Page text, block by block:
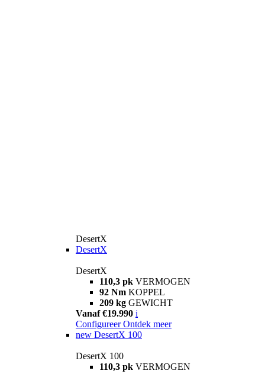
DesertX
DesertX
DesertX
110,3 pk VERMOGEN
92 Nm KOPPEL
209 kg GEWICHT
Vanaf €19.990 i
Configureer Ontdek meer
new DesertX 100
DesertX 100
110,3 pk VERMOGEN